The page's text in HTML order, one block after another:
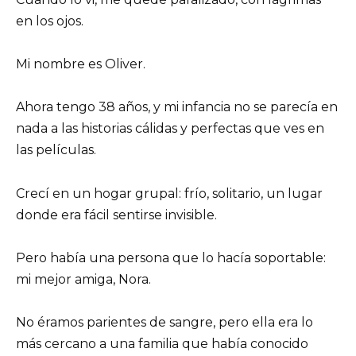
en los ojos.
Mi nombre es Oliver.
Ahora tengo 38 años, y mi infancia no se parecía en
nada a las historias cálidas y perfectas que ves en
las películas.
Crecí en un hogar grupal: frío, solitario, un lugar
donde era fácil sentirse invisible.
Pero había una persona que lo hacía soportable:
mi mejor amiga, Nora.
No éramos parientes de sangre, pero ella era lo
más cercano a una familia que había conocido